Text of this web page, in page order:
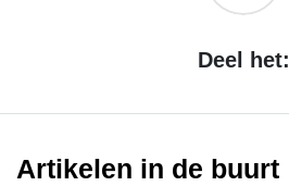
Deel het:
Artikelen in de buurt